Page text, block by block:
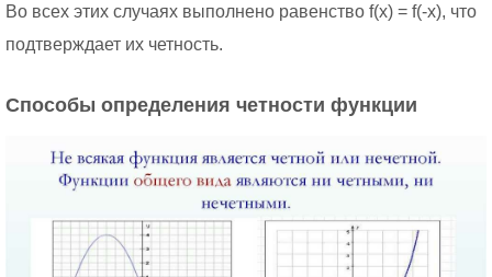
Во всех этих случаях выполнено равенство f(x) = f(-x), что
подтверждает их четность.
Способы определения четности функции